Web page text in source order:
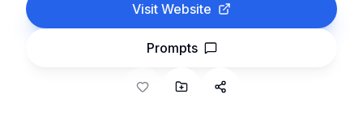
Visit Website
Prompts